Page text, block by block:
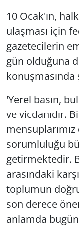
10 Ocak'ın,
ulaşması için
gazetecilerin
gün olduğuna
'Yerel basın,
ve vicdanıdır.
mensuplarımız
sorumluluğu
getirmektedir.
arasındaki
toplumun
son derece
anlamda